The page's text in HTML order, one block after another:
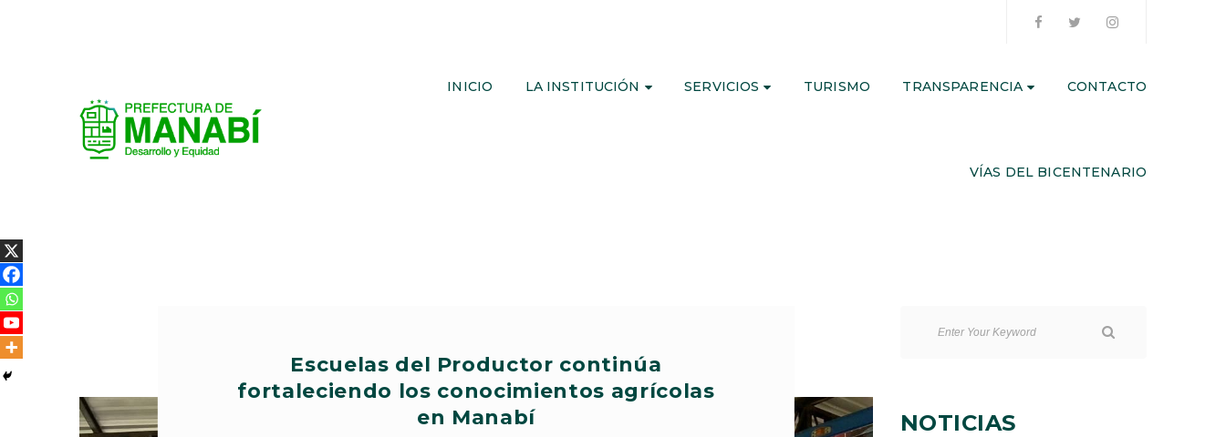
INICIO LA INSTITUCIÓN SERVICIOS TURISMO TRANSPARENCIA CONTACTO
VÍAS DEL BICENTENARIO
Escuelas del Productor continúa
fortaleciendo los conocimientos agrícolas
en Manabí
NOTICIAS